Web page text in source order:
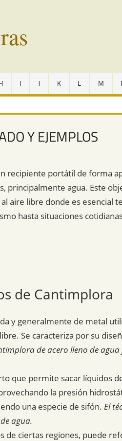
I J K L M
Y EJEMPLOS
recipiente portátil de forma
principalmente agua. Este
aire libre donde es esencial
hasta situaciones
de Cantimplora
y generalmente de metal
Se caracteriza por su
de acero lleno de
que permite sacar líquidos
la presión
una especie de sifón. El
agua.
de ciertas regiones, puede